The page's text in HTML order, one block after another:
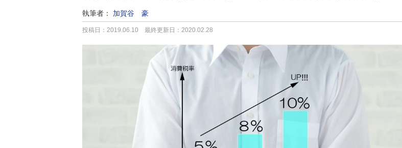
執筆者： 加賀谷 豪
投稿日：2019.06.10 最終更新日：2020.02.28